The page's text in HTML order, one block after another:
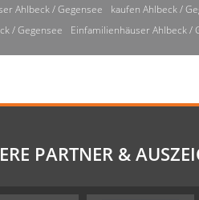
Ahlbeck / Gegensee kaufen Ahlbeck /
/ Gegensee Einfamilienhäuser Ahlbeck /
PARTNER &